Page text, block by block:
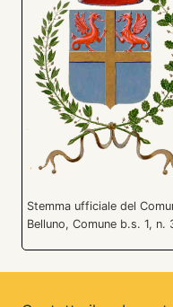
Stemma ufficiale del
Belluno, Comune b.s. 1, n.